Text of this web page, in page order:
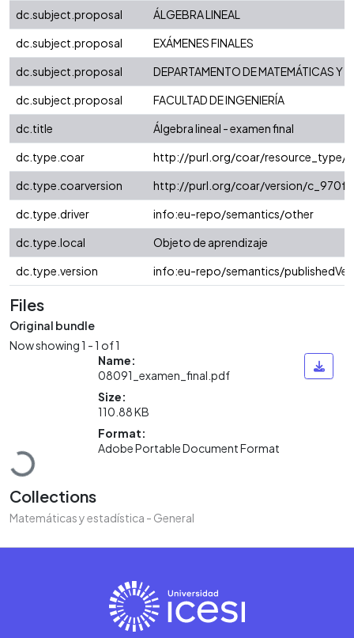
dc.subject.proposal
ÁLGEBRA LINEAL
dc.subject.proposal
EXÁMENES FINALES
dc.subject.proposal
DEPARTAMENTO DE MATEMÁTICAS Y
dc.subject.proposal
FACULTAD DE INGENIERÍA
dc.title
Álgebra lineal - examen final
dc.type.coar
http://purl.org/coar/resource_type/
dc.type.coarversion
http://purl.org/coar/version/
dc.type.driver
info:eu-repo/semantics/other
dc.type.local
Objeto de aprendizaje
dc.type.version
info:eu-repo/semantics/
Files
Original bundle
Now showing1 - 1 of 1
Loading...
Name:
08091_examen_final.pdf
Size:
110.88 KB
Format:
Adobe Portable Document Format
Collections
Matemáticas y estadística - General